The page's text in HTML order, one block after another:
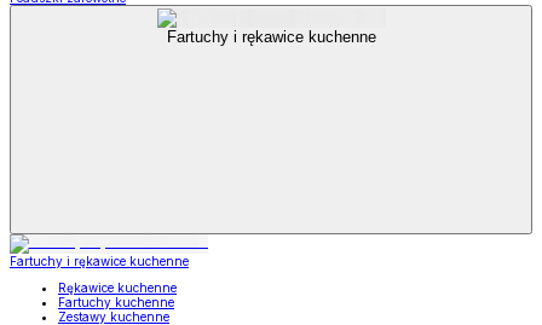
Fartuchy i rękawice kuchenne
Fartuchy i rękawice kuchenne
Rękawice kuchenne
Fartuchy kuchenne
Zestawy kuchenne